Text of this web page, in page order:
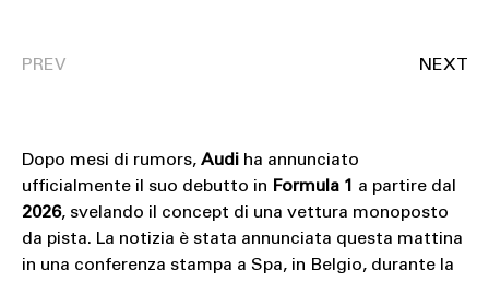
Dopo mesi di rumors, Audiha annunciato
ufficialmente il suo debutto in Formula 1
a partire dal
2026, svelando il concept di una vettura monoposto
da pista. La notizia è stata annunciata questa mattina
in una conferenza stampa a Spa, in Belgio, durante la